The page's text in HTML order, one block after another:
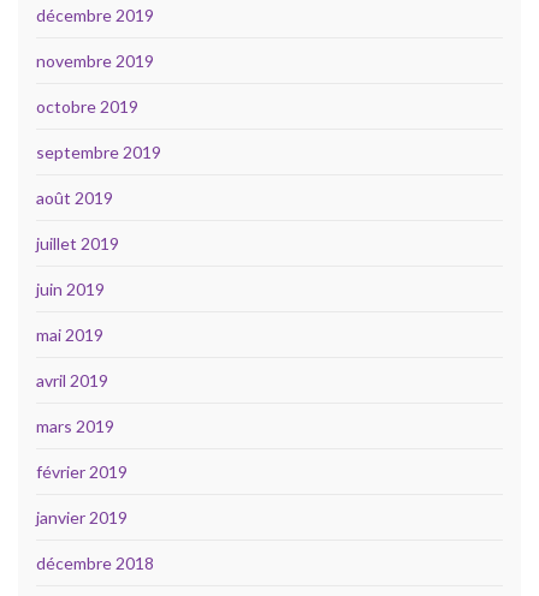
décembre 2019
novembre 2019
octobre 2019
septembre 2019
août 2019
juillet 2019
juin 2019
mai 2019
avril 2019
mars 2019
février 2019
janvier 2019
décembre 2018